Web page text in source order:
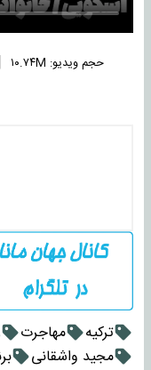
حجم ویدیو: ۱۰.۷۴M
ترکیه مهاجرت
مجید واشقانی